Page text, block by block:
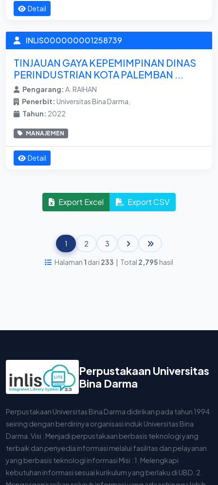
Detail
INLIS000000001258739
TINJAUAN GAYA KEPEMIMPINAN DINAS
PERINDUSTRIAN KOTA PALEMBAN ...
Pengarang: A. RAIHAN
Penerbit: Universitas Bina Darma,
Tahun: 2022
MANAJEMEN
Detail
Export Excel Export CSV
1 2 3
Halaman 1 dari 233 | Total 2,795 hasil
Perpustakaan Universitas
Bina Darma
Perpustakaan Universitas Bina Darma didirikan pada tahun 1994
seiring dengan berdirinya organisasi induk Universitas Bina
Darma. Visi : Menjadi perpustakaan berbasis teknologi yang
terbaik dan penyedia informasi melalui fasilitas dan pelayanan
yang berbasis teknologi informasi Misi : 1. Melengkapi
kebutuhan informasi sesuai kurikulum yang berlaku di UBD. 2.